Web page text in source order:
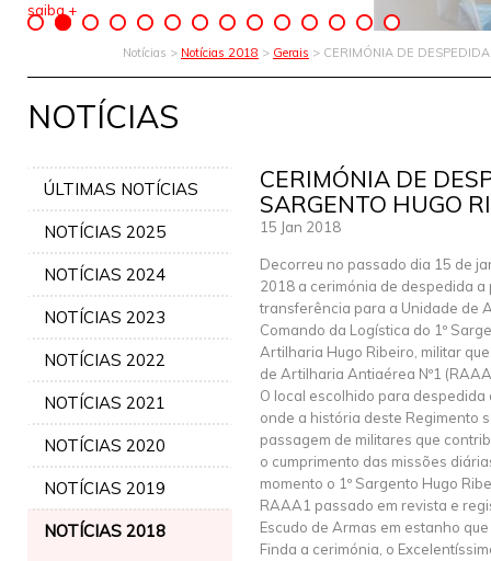
saiba +
Notícias > Notícias 2018 > Gerais > CERIMÓNIA DE
NOTÍCIAS
ÚLTIMAS NOTÍCIAS
NOTÍCIAS 2025
NOTÍCIAS 2024
NOTÍCIAS 2023
NOTÍCIAS 2022
NOTÍCIAS 2021
NOTÍCIAS 2020
NOTÍCIAS 2019
NOTÍCIAS 2018
CERIMÓNIA DE
SARGENTO HUGO
15 Jan 2018
Decorreu no passado dia 15 de
2018 a cerimónia de despedida a
transferência para a Unidade de
Comando da Logística do 1º
Artilharia Hugo Ribeiro, militar
de Artilharia Antiaérea Nº1
O local escolhido para despedida
onde a história deste Regimento
passagem de militares que
o cumprimento das missões
momento o 1º Sargento Hugo
RAAA1 passado em revista e
Escudo de Armas em estanho
Finda a cerimónia, o